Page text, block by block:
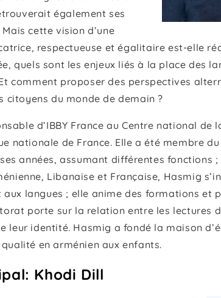
également ses
cette vision d’une
respectueuse et égalitaire est-elle
quels sont les enjeux liés à la place des
comment proposer des perspectives
citoyens du monde de demain ?
d’IBBY France au Centre national
nationale de France. Elle a été membre
années, assumant différentes fonctions ;
Libanaise et Française, Hasmig
langues ; elle anime des formations et
porte sur la relation entre les lectures
leur identité. Hasmig a fondé la maison
en arménien aux enfants.
Khodi Dill